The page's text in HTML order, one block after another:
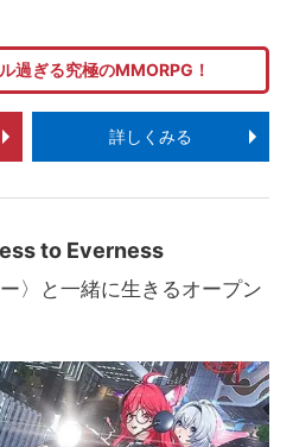
過ぎる究極のMMORPG！
詳しくみる
to Everness
〉と一緒に生きるオープン